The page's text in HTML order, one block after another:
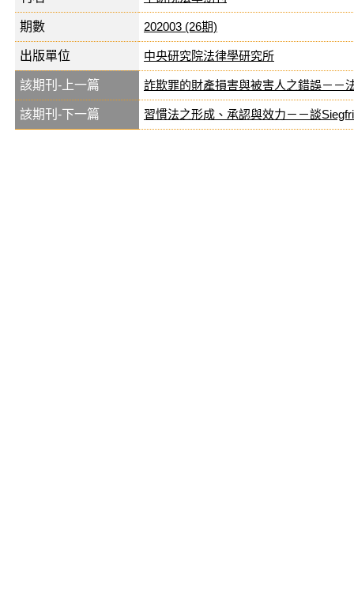
期數 202003 (26期)
出版單位 中央研究院法律學研究所
該期刊-上一篇 詐欺罪的財產損害與被害人之錯誤－－
該期刊-下一篇 習慣法之形成、承認與效力－－談